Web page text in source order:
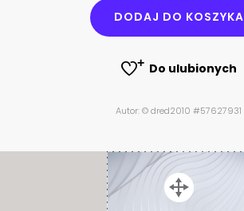
DODAJ DO KOSZYKA
Do ulubionych
Autor: © dred2010 #57627931